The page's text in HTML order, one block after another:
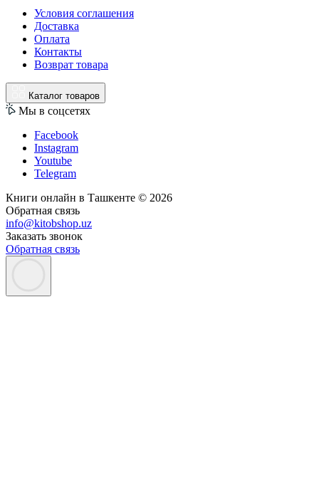
Условия соглашения
Доставка
Оплата
Контакты
Возврат товара
Каталог товаров
Мы в соцсетях
Facebook
Instagram
Youtube
Telegram
Книги онлайн в Ташкенте © 2026
Обратная связь
info@kitobshop.uz
Заказать звонок
Обратная связь